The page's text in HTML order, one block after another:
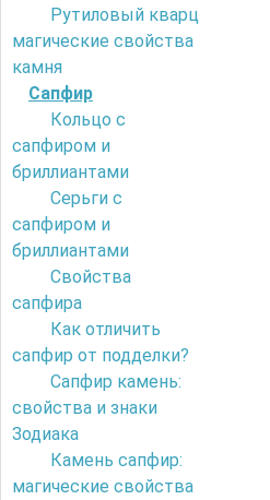
Рутиловый кварц
магические свойства
камня
Сапфир
Кольцо с
сапфиром и
бриллиантами
Серьги с
сапфиром и
бриллиантами
Свойства
сапфира
Как отличить
сапфир от подделки?
Сапфир камень:
свойства и знаки
Зодиака
Камень сапфир:
магические свойства